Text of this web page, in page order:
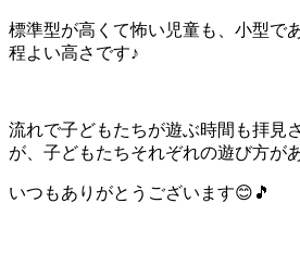
標準型が高くて怖い児童も、小型で
程よい高さです♪
流れで子どもたちが遊ぶ時間も拝見
が、子どもたちそれぞれの遊び方が
いつもありがとうございます😊🎵